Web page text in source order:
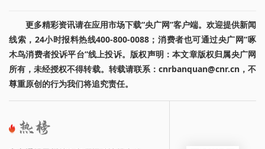
更多精彩资讯请在应用市场下载“央广网”客户端。欢迎提供新闻
线索，24小时报料热线400-800-0088；消费者也可通过央广网“啄
木鸟消费者投诉平台”线上投诉。版权声明：本文章版权归属央广网
所有，未经授权不得转载。转载请联系：cnrbanquan@cnr.cn，不
尊重原创的行为我们将追究责任。